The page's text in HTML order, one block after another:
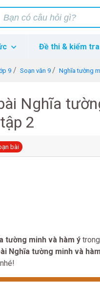
Đề thi & kiểm tra
9 Soạn văn 9 Nghĩa tường
Nghĩa
2
bài
tường minh và hàm ý
Nghĩa tường minh và